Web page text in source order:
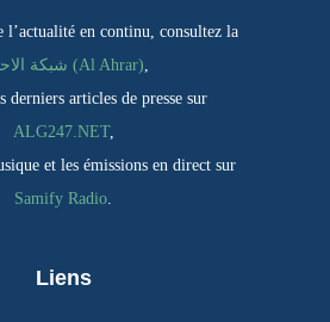
l’actualité en continu, consultez la
شبكة الاحرار (Al Ahrar)
derniers articles de presse sur
ALG247.NET,
et les émissions en direct sur
Samify Radio
Liens